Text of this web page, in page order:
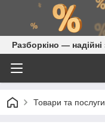
Разборкіно —
Товари та послуги